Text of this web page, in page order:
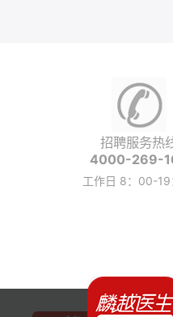
招聘服务热
4000-269-
工作日 8：00-